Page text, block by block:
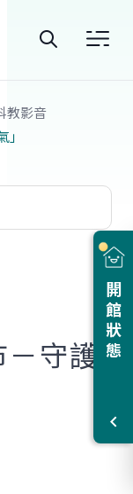
站
開館狀態
教影音
守護